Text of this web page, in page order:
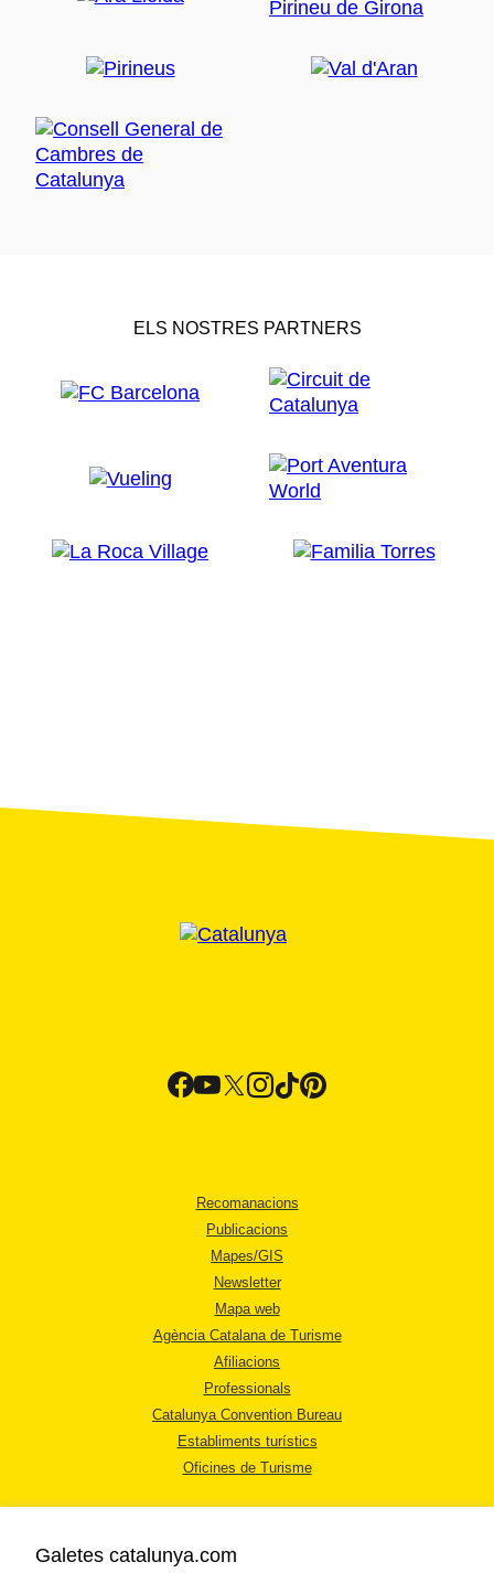
ELS NOSTRES PARTNERS
Recomanacions
Publicacions
Mapes/GIS
Newsletter
Mapa web
Agència Catalana de Turisme
Afiliacions
Professionals
Catalunya Convention Bureau
Establiments turístics
Oficines de Turisme
Galetes catalunya.com